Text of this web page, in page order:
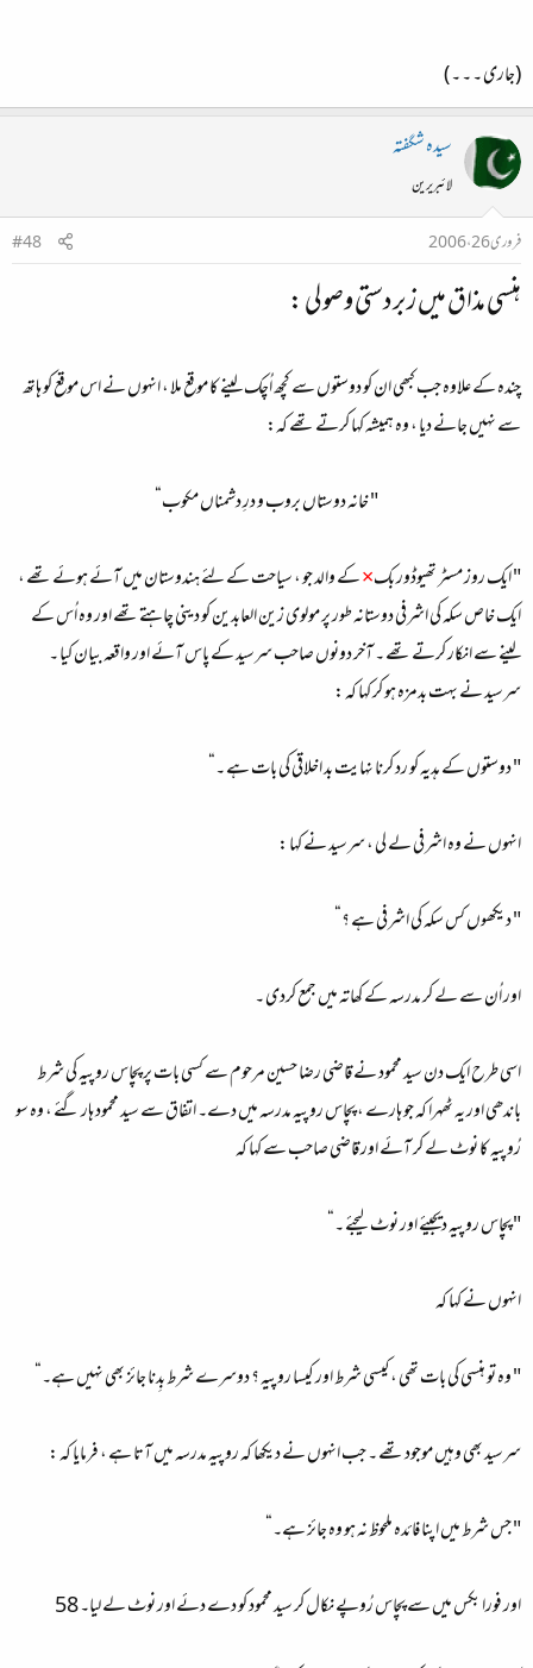
(جاری ۔ ۔ ۔ )
سیدہ شگفتہ
لائبریرین
فروری 26، 2006
#48
ہنسی مذاق میں زبردستی وصولی :
چندہ کے علاوہ جب کبھی ان کو دوستوں سے کچھ اُچک لینے کا موقع ملا ، انہوں نے اس موقع کو ہاتھ
سے نہیں جانے دیا ، وہ ہمیشہ کہا کرتے تھے کہ:
" خانہ دوستاں بروب و درِ دشمناں مکوب“​
" ایک روز مسٹر تھیوڈور بک×کے والد جو ، سیاحت کے لئے ہندوستان میں آئے ہوئے تھے ،
ایک خاص سکہ کی اشرفی دوستانہ طور پر مولوی زین العابدین کو دینی چاہتے تھے اور وہ اُس کے
لینے سے انکار کرتے تھے ۔ آخر دونوں صاحب سرسید کے پاس آئے اور واقعہ بیان کیا ۔
سرسید نے بہت بدمزہ ہو کر کہا کہ :
" دوستوں کے ہدیہ کو رد کرنا نہایت بد اخلاقی کی بات ہے ۔“
انہوں نے وہ اشرفی لے لی ، سرسید نے کہا :
" دیکھوں کس سکہ کی اشرفی ہے ؟“
اور اُن سے لے کر مدرسہ کے کھاتہ میں جمع کردی ۔
اسی طرح ایک دن سید محمود نے قاضی رضا حسین مرحوم سے کسی بات پر پچاس روپیہ کی شرط
باندھی اور یہ ٹھہرا کہ جو ہارے ، پچاس روپیہ مدرسہ میں دے۔ اتفاق سے سید محمود ہار گئے ، وہ سو
رُوپیہ کا نوٹ لے کر آئے اور قاضی صاحب سے کہا کہ
" پچاس روپیہ دیجیئے اور نوٹ لیجئے ۔“
انہوں نے کہا کہ
" وہ تو ہنسی کی بات تھی ، کیسی شرط اور کیسا روپیہ ؟ دوسرے شرط بِدنا جائز بھی نہیں ہے۔“
سرسید بھی وہیں موجود تھے ۔ جب انہوں نے دیکھا کہ روپیہ مدرسہ میں آتا ہے ، فرمایا کہ :
" جس شرط میں اپنا فائدہ ملحوظ نہ ہو وہ جائز ہے۔“
اور فورا بکس میں سے پچاس رُوپے نکال کر سید محمود کو دے دئے اور نوٹ لے لیا۔ 58